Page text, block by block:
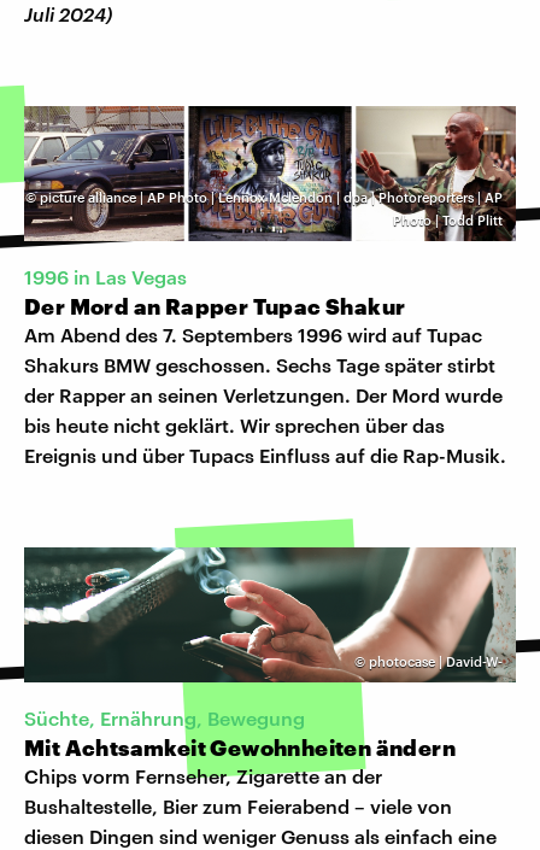
Juli 2024)
©picture alliance | AP Photo | Lennox Mclendon | dpa | Photoreporters | AP
Photo | Todd Plitt
1996 in Las Vegas
Der Mord an Rapper Tupac Shakur
Am Abend des 7. Septembers 1996 wird auf Tupac
Shakurs BMW geschossen. Sechs Tage später stirbt
der Rapper an seinen Verletzungen. Der Mord wurde
bis heute nicht geklärt. Wir sprechen über das
Ereignis und über Tupacs Einfluss auf die Rap-Musik.
© photocase | David-W-
Süchte, Ernährung, Bewegung
Mit Achtsamkeit Gewohnheiten ändern
Chips vorm Fernseher, Zigarette an der
Bushaltestelle, Bier zum Feierabend – viele von
diesen Dingen sind weniger Genuss als einfach eine